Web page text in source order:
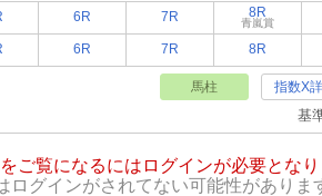
6R 7R 8R
青嵐賞
6R 7R 8R
馬柱 指数X
基
ご覧になるにはログインが必要となり
ログインがされてない可能性がありま